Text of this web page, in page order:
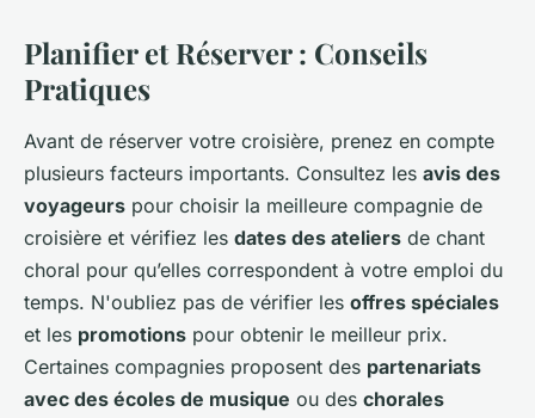
Planifier et Réserver : Conseils
Pratiques
Avant de réserver votre croisière, prenez en compte
plusieurs facteurs importants. Consultez les avis des
voyageurs pour choisir la meilleure compagnie de
croisière et vérifiez les dates des ateliers de chant
choral pour qu’elles correspondent à votre emploi du
temps. N'oubliez pas de vérifier les offres spéciales
et les promotions pour obtenir le meilleur prix.
Certaines compagnies proposent des partenariats
avec des écoles de musique ou des chorales